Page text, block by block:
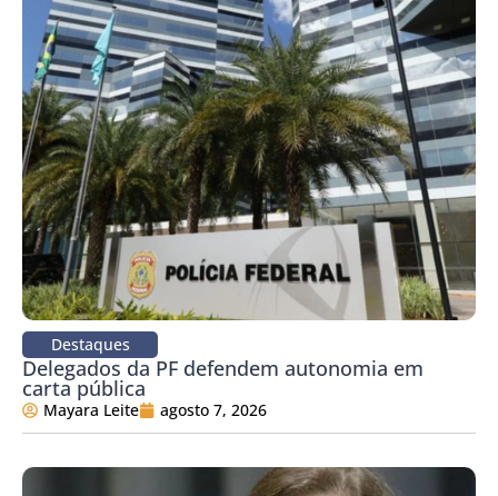
Destaques
Delegados da PF defendem autonomia em
carta pública
Mayara Leite agosto 7, 2026